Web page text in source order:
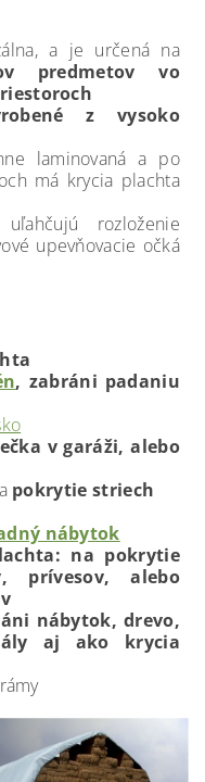
a je určená na
predmetov vo
z vysoko
laminovaná a po
má krycia plachta
uľahčujú rozloženie
upevňovacie očká
, zabráni padaniu
v garáži, alebo
pokrytie striech
nábytok
na pokrytie
prívesov, alebo
nábytok, drevo,
aj ako krycia